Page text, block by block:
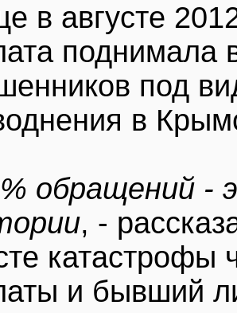
в августе
поднимала
под
в
обращений -
, -
катастрофы
и бывший